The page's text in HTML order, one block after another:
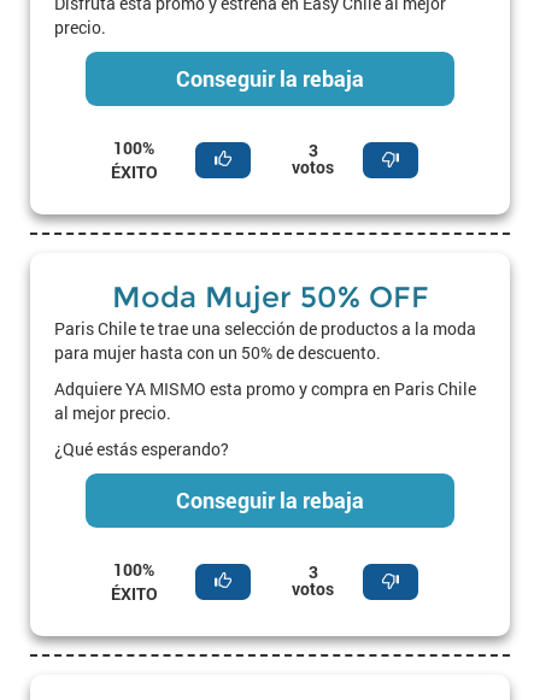
precio.
Conseguir la rebaja
100%
ÉXITO
3
votos
Moda Mujer 50% OFF
Paris Chile te trae una selección de productos a la moda
para mujer hasta con un 50% de descuento.
Adquiere YA MISMO esta promo y compra en Paris Chile
al mejor precio.
¿Qué estás esperando?
Conseguir la rebaja
100%
ÉXITO
3
votos